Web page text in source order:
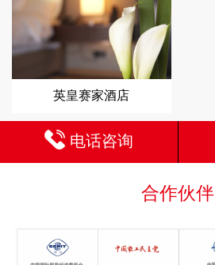
英皇赛家酒店
电话咨询
合作伙伴